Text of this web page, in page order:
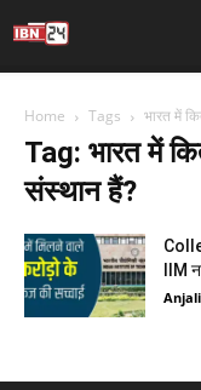
Home Tags भारत में
Tag: भारत में
संस्थान हैं?
IIM